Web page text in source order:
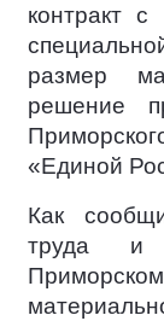
контракт
размер
решение
«Единой
Как
труда и